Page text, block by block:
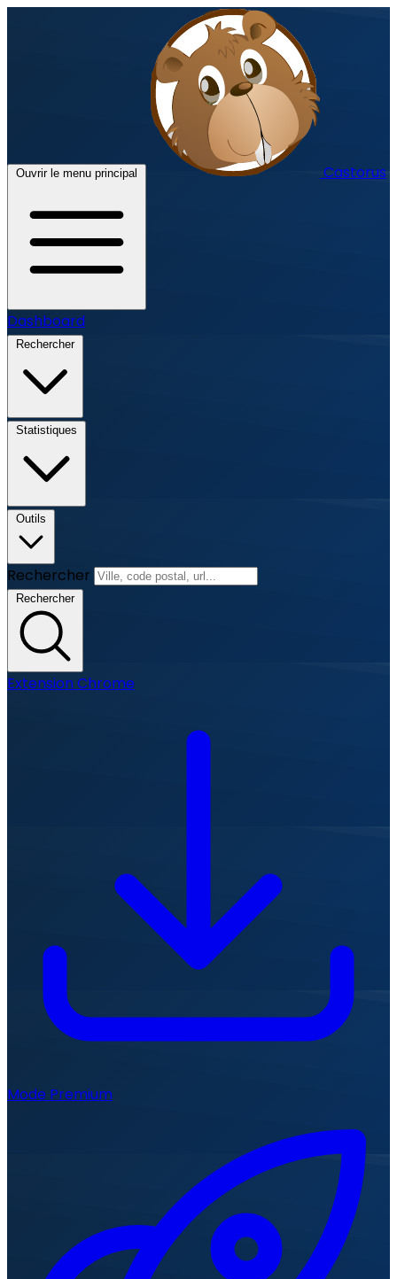
Ouvrir le menu principal Castorus
Dashboard
Rechercher
Statistiques
Outils
Rechercher
Rechercher
Extension Chrome
Mode Premium